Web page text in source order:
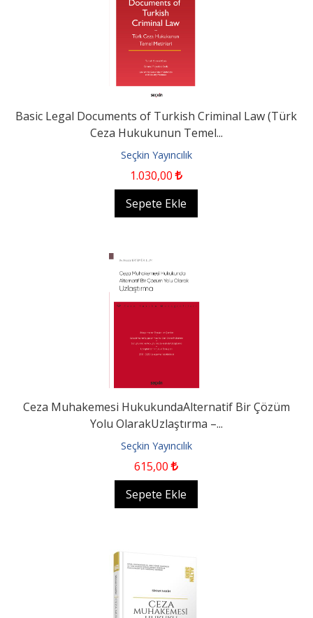
Basic Legal Documents of Turkish Criminal Law (Türk
Ceza Hukukunun Temel...
Seçkin Yayıncılık
1.030,00
Sepete Ekle
Ceza Muhakemesi HukukundaAlternatif Bir Çözüm
Yolu OlarakUzlaştırma –...
Seçkin Yayıncılık
615,00
Sepete Ekle